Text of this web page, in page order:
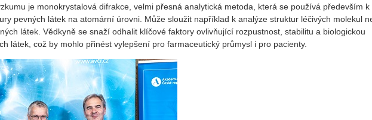
je monokrystalová difrakce, velmi přesná analytická metoda, která se používá především k
pevných látek na atomární úrovni. Může sloužit například k analýze struktur léčivých molekul
látek. Vědkyně se snaží odhalit klíčové faktory ovlivňující rozpustnost, stabilitu a biologickou
látek, což by mohlo přinést vylepšení pro farmaceutický průmysl i pro pacienty.